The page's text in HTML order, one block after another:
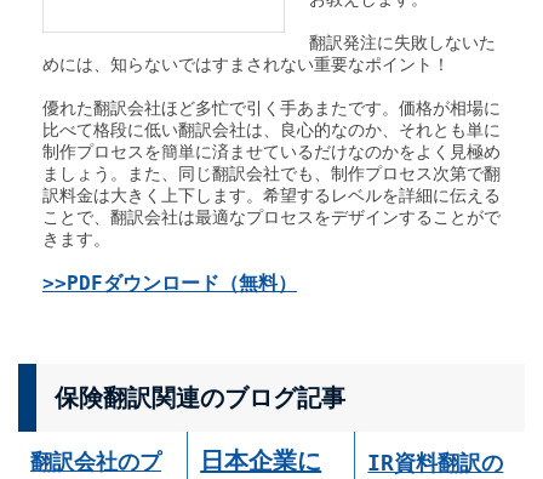
翻訳発注に失敗しないた
めには、知らないではすまされない重要なポイント！
優れた翻訳会社ほど多忙で引く手あまたです。価格が相場に
比べて格段に低い翻訳会社は、良心的なのか、それとも単に
制作プロセスを簡単に済ませているだけなのかをよく見極め
ましょう。また、同じ翻訳会社でも、制作プロセス次第で翻
訳料金は大きく上下します。希望するレベルを詳細に伝える
ことで、翻訳会社は最適なプロセスをデザインすることがで
きます。
>>PDFダウンロード（無料）
保険翻訳関連のブログ記事
翻訳会社のプ
日本企業に
IR資料翻訳の